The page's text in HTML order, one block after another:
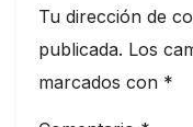
Tu dirección de
publicada. Los
marcados con *